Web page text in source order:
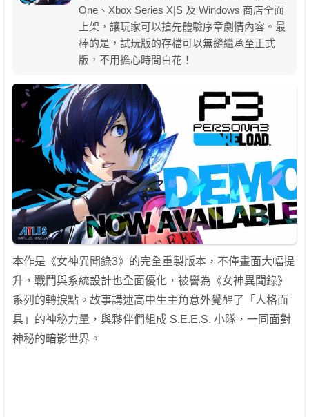
One、Xbox Series X|S 及 Windows 商店全面
上架，讓玩家可以搶先體驗序章劇情內容。最
棒的是，試玩版的存檔可以無縫繼承至正式
版，不用擔心時間白花！
本作是《女神異聞錄3》的完全重製版本，不僅畫面大幅提
升，戰鬥與系統設計也全面優化，被譽為《女神異聞錄》
系列的轉捩點。故事講述高中生主角意外覺醒了「人格面
具」的神秘力量，與夥伴們組成 S.E.E.S. 小隊，一同面對
神秘的暗影世界。